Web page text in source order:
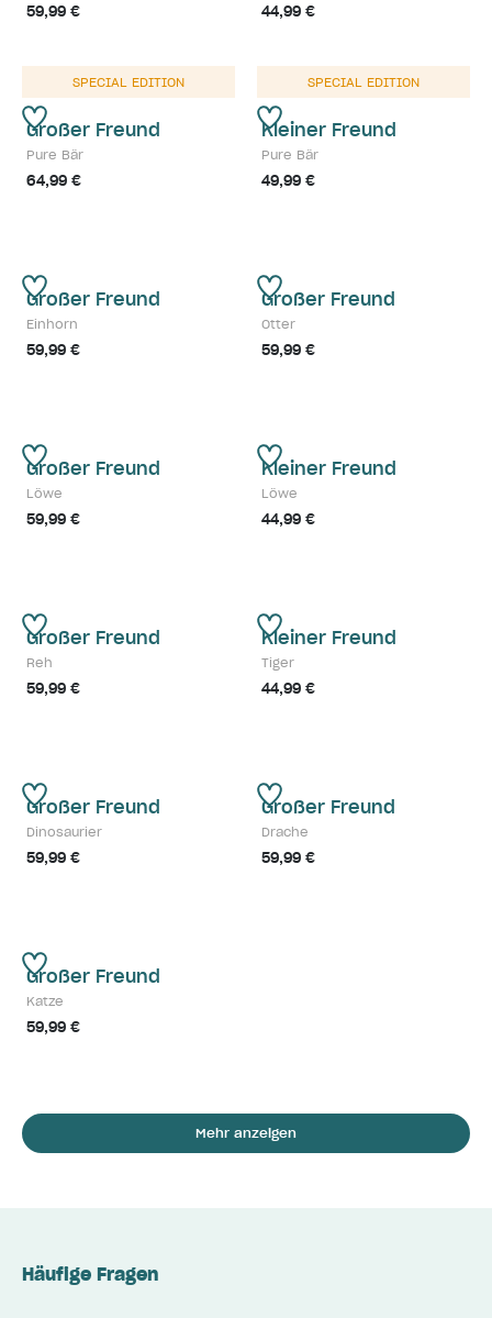
59,99 € 44,99 €
SPECIAL EDITION
Großer Freund
Pure Bär
64,99 €
SPECIAL EDITION
Kleiner Freund
Pure Bär
49,99 €
Großer Freund
Einhorn
59,99 €
Großer Freund
Otter
59,99 €
Großer Freund
Löwe
59,99 €
Kleiner Freund
Löwe
44,99 €
Großer Freund
Reh
59,99 €
Kleiner Freund
Tiger
44,99 €
Großer Freund
Dinosaurier
59,99 €
Großer Freund
Drache
59,99 €
Großer Freund
Katze
59,99 €
Mehr anzeigen
Häufige Fragen